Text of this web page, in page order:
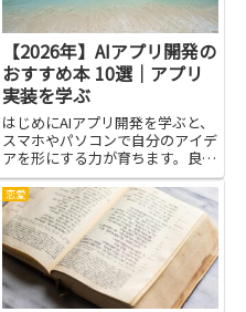
【2026年】AIアプリ開発の
おすすめ本 10選｜アプリ
実装を学ぶ
はじめにAIアプリ開発を学ぶと、
スマホやパソコンで自分のアイデ
アを形にする力が育ちます。良さ
そうな本を読むと、難しい用語を
使わずに仕組みの全体像をつか
め、実際の作業の順序も見えやす
くなります。初心者でも、まずは
小さな機能を作ってみることが
近...
恋愛